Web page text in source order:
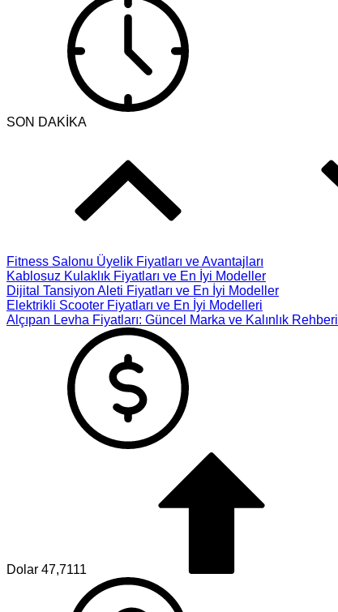
SON DAKİKA
Fitness Salonu Üyelik Fiyatları ve Avantajları
Kablosuz Kulaklık Fiyatları ve En İyi Modeller
Dijital Tansiyon Aleti Fiyatları ve En İyi Modeller
Elektrikli Scooter Fiyatları ve En İyi Modelleri
Alçıpan Levha Fiyatları: Güncel Marka ve Kalınlık Rehberi
Dolar 47,7111